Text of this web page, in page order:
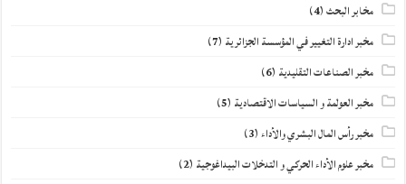
مخابر البحث(4)
مخبر ادارة التغيير في المؤسسة الجزائرية (7)
مخبر الصناعات التقليدية (6)
مخبر العولمة و السياسات الاقتصادية (5)
مخبر رأس المال البشري والأداء(3)
مخبر علوم الأداء الحركي و التدخلات البيداغوجية (2)